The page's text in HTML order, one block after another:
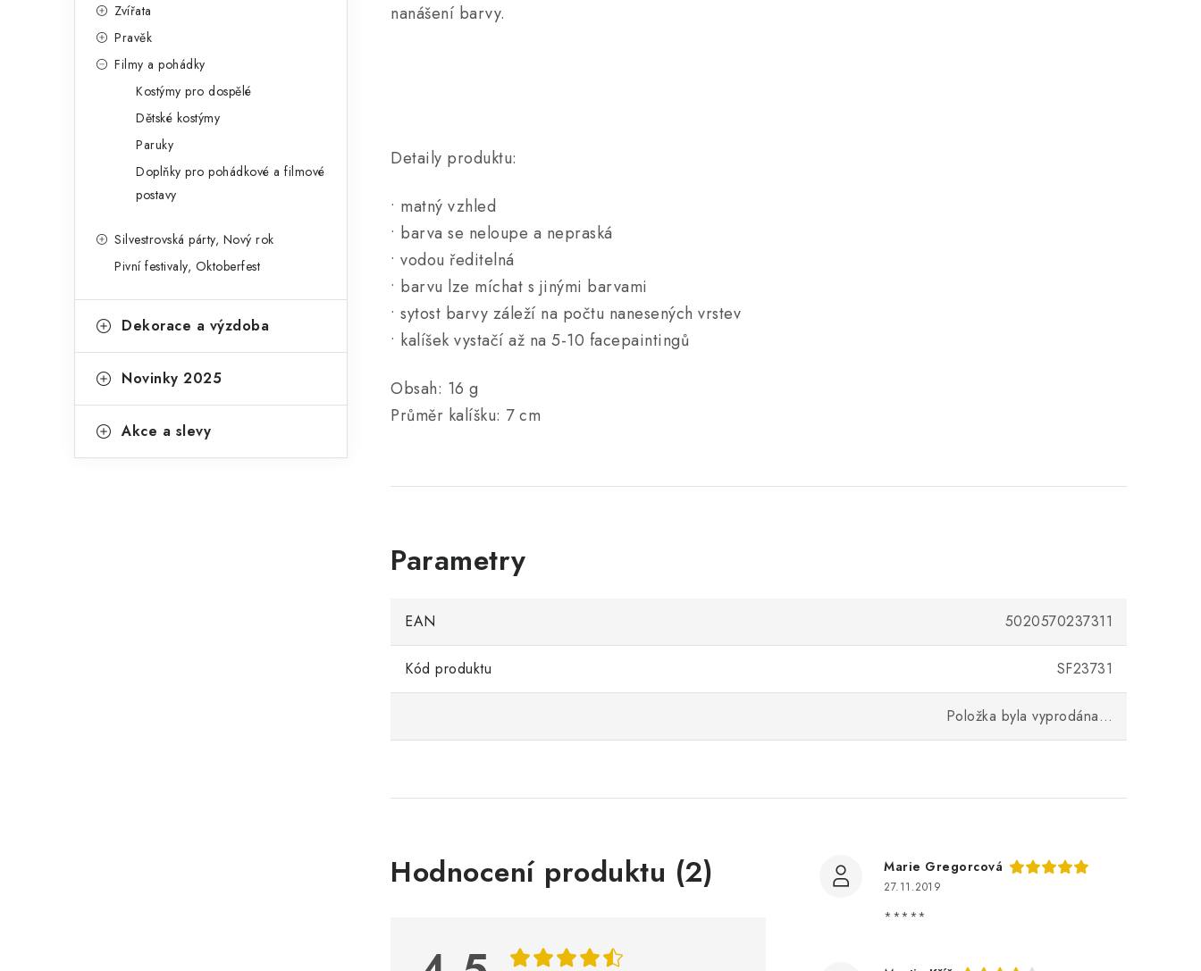
Zvířata
Pravěk
Filmy a pohádky
Kostýmy pro dospělé
Dětské kostýmy
Paruky
Doplňky pro pohádkové a filmové
postavy
Silvestrovská párty, Nový rok
Pivní festivaly, Oktoberfest
Dekorace a výzdoba
Novinky 2025
Akce a slevy
nanášení barvy.
Detaily produktu:
• matný vzhled
• barva se neloupe a nepraská
• vodou ředitelná
• barvu lze míchat s jinými barvami
• sytost barvy záleží na počtu nanesených vrstev
• kalíšek vystačí až na 5-10 facepaintingů
Obsah: 16 g
Průměr kalíšku: 7 cm
EAN 5020570237311
Kód produktu SF23731
Položka byla vyprodána…
Hodnocení produktu (2)
V
Marie Gregorcová
27.11.2019
*****